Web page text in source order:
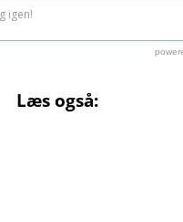
Læs også: